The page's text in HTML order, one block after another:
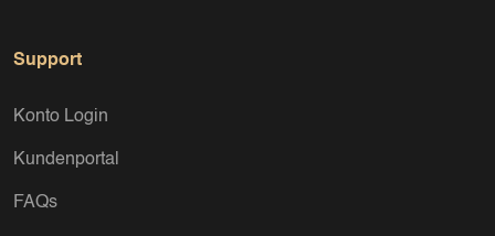
Support
Konto Login
Kundenportal
FAQs